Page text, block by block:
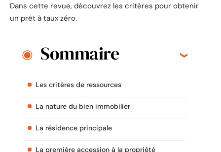
Dans cette revue, découvrez les critères pour obtenir
un prêt à taux zéro.
Sommaire
Les critères de ressources
La nature du bien immobilier
La résidence principale
La première accession à la propriété